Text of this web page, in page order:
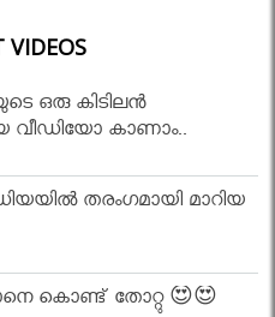
VIDEOS
ഒരു കിടിലൻ
വീഡിയോ കാണാം..
തരംഗമായി മാറിയ
കൊണ്ട് തോറ്റു 😍😍